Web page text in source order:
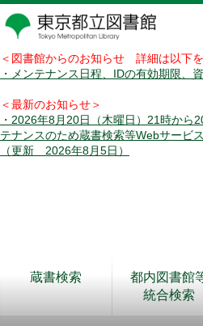
＜図書館からのお知らせ 詳細は以下
・メンテナンス日程、IDの有効期限、
＜最新のお知らせ＞
・2026年8月20日（木曜日）21時から
テナンスのため蔵書検索等Webサービ
（更新 2026年8月5日）
蔵書検索
都内図書館
統合検索